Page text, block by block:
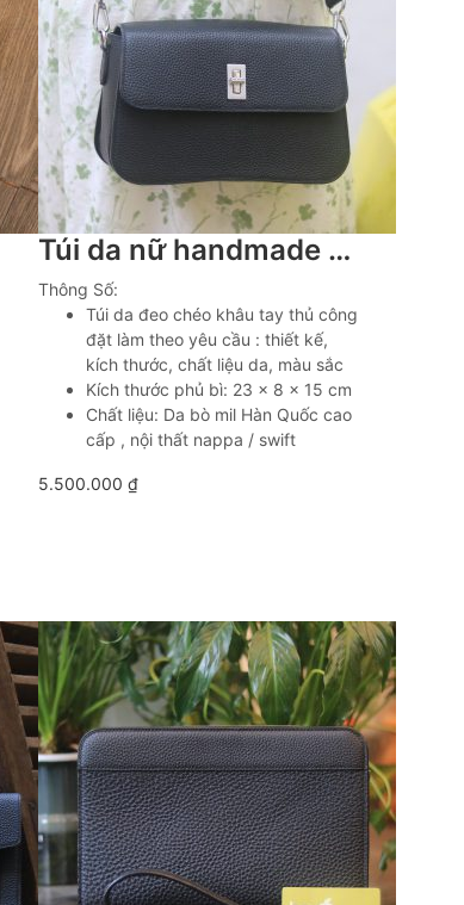
Túi da nữ handmade khâu tay da bò mil hàn quốc Lano TDH027
Thông Số:
Túi da đeo chéo khâu tay thủ công
đặt làm theo yêu cầu : thiết kế,
kích thước, chất liệu da, màu sắc
Kích thước phủ bì: 23 x 8 x 15 cm
Chất liệu: Da bò mil Hàn Quốc cao
cấp , nội thất nappa / swift
5.500.000 ₫